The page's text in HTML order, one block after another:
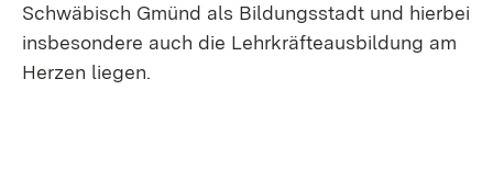
Schwäbisch Gmünd als Bildungsstadt und hierbei
insbesondere auch die Lehrkräfteausbildung am
Herzen liegen.